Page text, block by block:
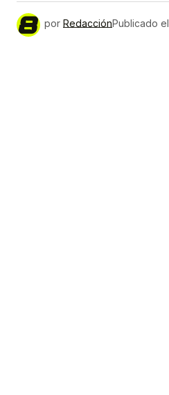
por RedacciónPublicado el